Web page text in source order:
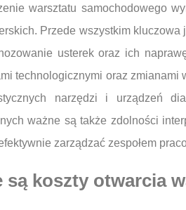
warsztatu samochodowego
Przede wszystkim
usterek oraz ich
technologicznymi oraz zmianami
narzędzi i urządzeń
ważne są także zdolności
zarządzać zespołem
są koszty otwarcia